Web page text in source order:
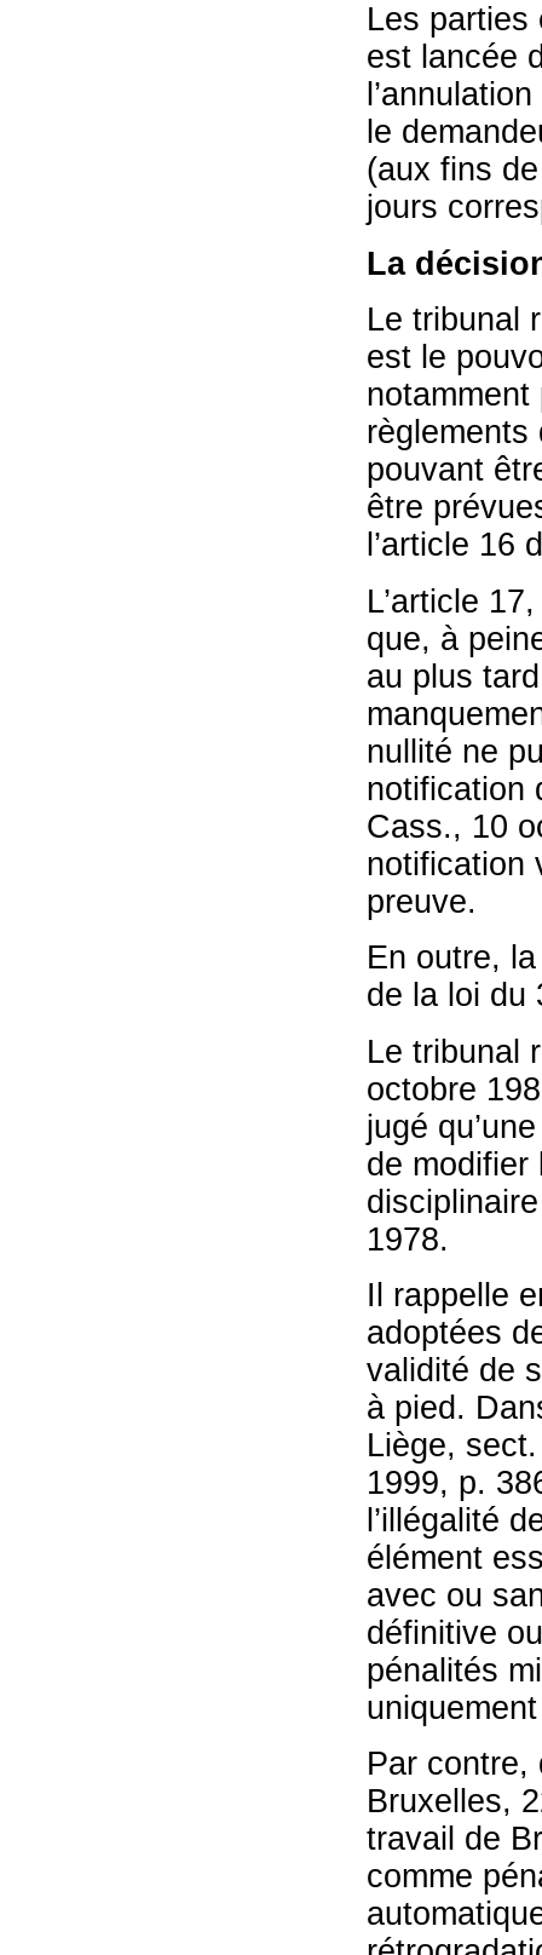
Les parties
est lancée
le
(aux fins
jours
La
Le tribunal
est le
règlements
pouvant
être
l’article 16
L’article
que, à
au plus
nullité ne
notification
Cass., 10
notification
preuve.
En outre,
de la loi du
Le tribunal
octobre
jugé
de modifier
1978.
Il rappelle
adoptées
validité de
à pied.
Liège,
1999, p.
l’illégalité
élément
avec ou
définitive
pénalités
Par contre,
Bruxelles,
travail de
comme